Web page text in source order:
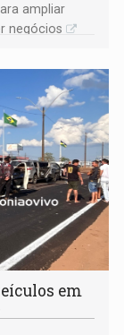
ampliar
negócios
em